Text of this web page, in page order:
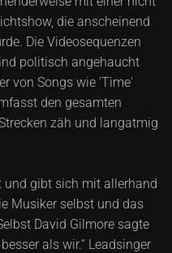
die anscheinend
Die Videosequenzen
politisch angehaucht
von Songs wie 'Time'
den gesamten
zäh und langatmig
und gibt sich mit allerhand
Musiker selbst und das
David Gilmore sagte
als wir.“ Leadsinger